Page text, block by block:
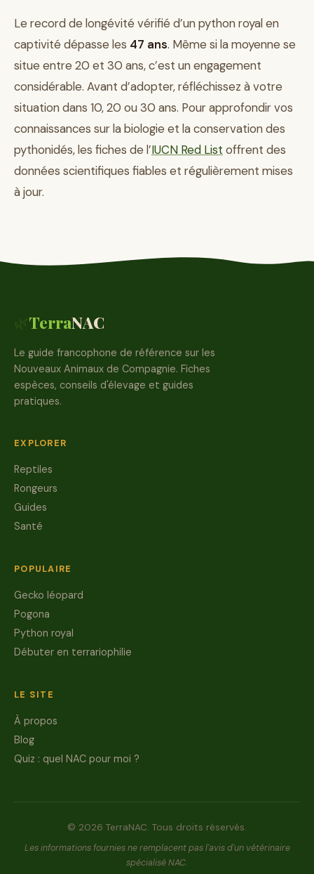
Le record de longévité vérifié d’un python royal en
captivité dépasse les 47 ans. Même si la moyenne se
situe entre 20 et 30 ans, c’est un engagement
considérable. Avant d’adopter, réfléchissez à votre
situation dans 10, 20 ou 30 ans. Pour approfondir vos
connaissances sur la biologie et la conservation des
pythonidés, les fiches de l’IUCN Red List offrent des
données scientifiques fiables et régulièrement mises
à jour.
TerraNAC
Le guide francophone de référence sur les
Nouveaux Animaux de Compagnie. Fiches
espèces, conseils d'élevage et guides
pratiques.
EXPLORER
Reptiles
Rongeurs
Guides
Santé
POPULAIRE
Gecko léopard
Pogona
Python royal
Débuter en terrariophilie
LE SITE
À propos
Blog
Quiz : quel NAC pour moi ?
© 2026 TerraNAC. Tous droits réservés.
Les informations fournies ne remplacent pas l'avis d'un vétérinaire
spécialisé NAC.